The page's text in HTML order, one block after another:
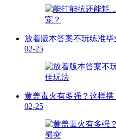
放着版本答案不玩练准
02-25
黄盖毒火有多强？这样
02-25